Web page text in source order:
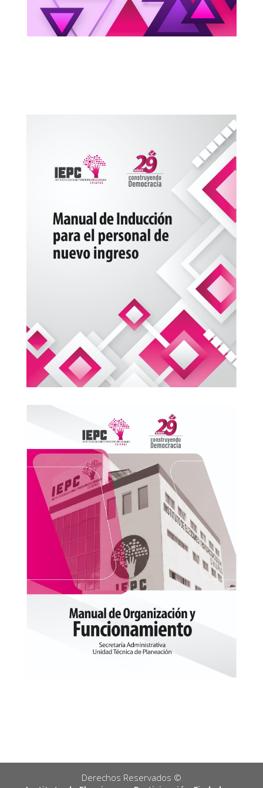
Derechos Reservados ©️